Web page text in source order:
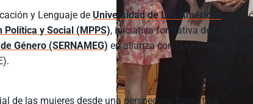
y Lenguaje de Universidad de Las Américas,
y Social (MPPS), iniciativa formativa
Género (SERNAMEG) en alianza con la Universidad
de las mujeres desde una perspectiva formativa,